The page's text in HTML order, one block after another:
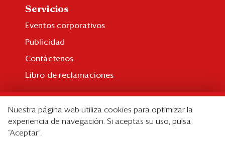
Servicios
Eventos corporativos
Publicidad
Contáctenos
Libro de reclamaciones
Suscripción individual
Paquetes corporativos
Nuestra página web utiliza cookies para optimizar la
experiencia de navegación. Si aceptas su uso, pulsa
“Aceptar”.